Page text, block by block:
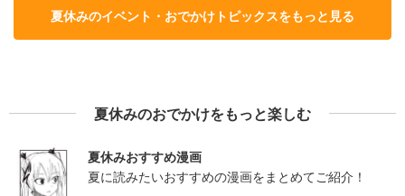
夏休みのイベント・おでかけトピックスをもっと見る
夏休みのおでかけをもっと楽しむ
夏休みおすすめ漫画
夏に読みたいおすすめの漫画をまとめてご紹介！